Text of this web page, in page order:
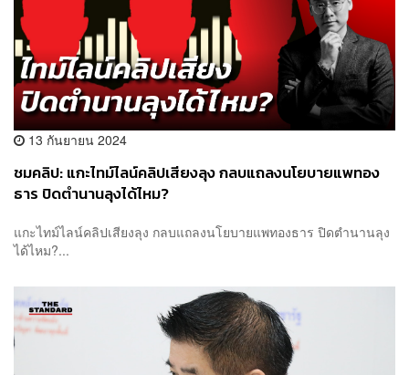
13 กันยายน 2024
ชมคลิป: แกะไทม์ไลน์คลิปเสียงลุง กลบแถลงนโยบายแพทอง
ธาร ปิดตำนานลุงได้ไหม?
แกะไทม์ไลน์คลิปเสียงลุง กลบแถลงนโยบายแพทองธาร ปิดตำนานลุง
ได้ไหม?...